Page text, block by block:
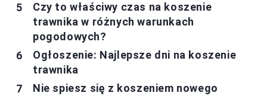
Czy to właściwy czas na koszenie
trawnika w różnych warunkach
pogodowych?
Ogłoszenie: Najlepsze dni na koszenie
trawnika
Nie spiesz się z koszeniem nowego